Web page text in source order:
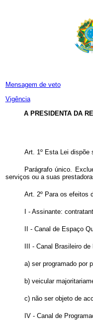
Mensagem de veto
Vigência
A PRESIDENTA DA
Art. 1º Esta Lei dispõe
Parágrafo único.
serviços ou a suas
Art. 2º Para os efeitos
I - Assinante:
II - Canal de Espaço
III - Canal Brasileiro
a) ser programado por
b) veicular
c) não ser objeto de
IV - Canal de